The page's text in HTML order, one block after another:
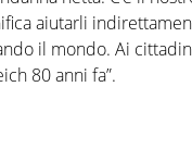
aiutarli
il mondo. Ai
80 anni fa”.